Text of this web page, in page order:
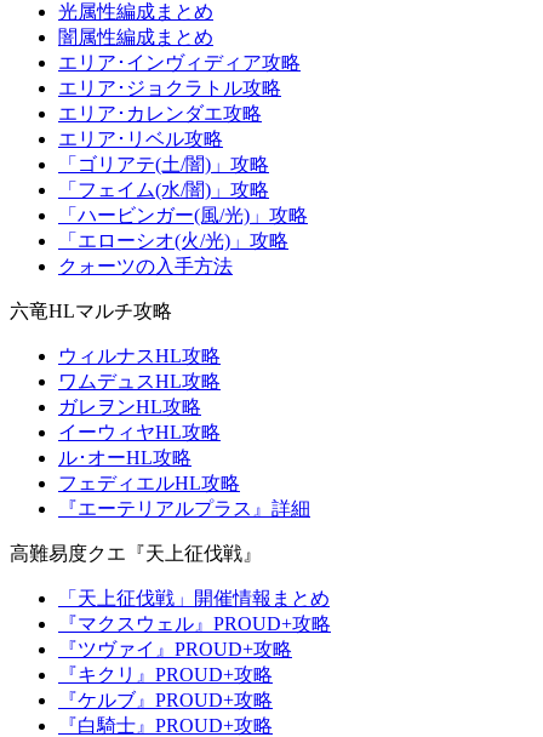
光属性編成まとめ
闇属性編成まとめ
エリア･インヴィディア攻略
エリア･ジョクラトル攻略
エリア･カレンダエ攻略
エリア･リベル攻略
「ゴリアテ(土/闇)」攻略
「フェイム(水/闇)」攻略
「ハービンガー(風/光)」攻略
「エローシオ(火/光)」攻略
クォーツの入手方法
六竜HLマルチ攻略
ウィルナスHL攻略
ワムデュスHL攻略
ガレヲンHL攻略
イーウィヤHL攻略
ル･オーHL攻略
フェディエルHL攻略
『エーテリアルプラス』詳細
高難易度クエ『天上征伐戦』
「天上征伐戦」開催情報まとめ
『マクスウェル』PROUD+攻略
『ツヴァイ』PROUD+攻略
『キクリ』PROUD+攻略
『ケルブ』PROUD+攻略
『白騎士』PROUD+攻略